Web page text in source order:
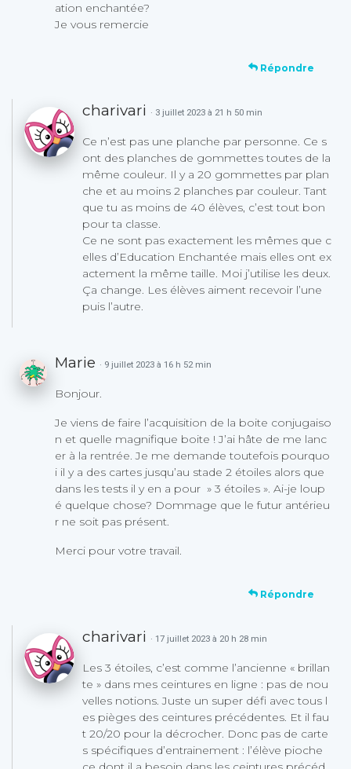
ation enchantée?
Je vous remercie
Répondre
charivari · 3 juillet 2023 à 21 h 50 min
Ce n’est pas une planche par personne. Ce s
ont des planches de gommettes toutes de la
même couleur. Il y a 20 gommettes par plan
che et au moins 2 planches par couleur. Tant
que tu as moins de 40 élèves, c’est tout bon
pour ta classe.
Ce ne sont pas exactement les mêmes que c
elles d’Education Enchantée mais elles ont ex
actement la même taille. Moi j’utilise les deux.
Ça change. Les élèves aiment recevoir l’une
puis l’autre.
Marie · 9 juillet 2023 à 16 h 52 min
Bonjour.
Je viens de faire l’acquisition de la boite conjugaiso
n et quelle magnifique boite ! J’ai hâte de me lanc
er à la rentrée. Je me demande toutefois pourquo
i il y a des cartes jusqu’au stade 2 étoiles alors que
dans les tests il y en a pour » 3 étoiles ». Ai-je loup
é quelque chose? Dommage que le futur antérieu
r ne soit pas présent.
Merci pour votre travail.
Répondre
charivari · 17 juillet 2023 à 20 h 28 min
Les 3 étoiles, c’est comme l’ancienne « brillan
te » dans mes ceintures en ligne : pas de nou
velles notions. Juste un super défi avec tous l
es pièges des ceintures précédentes. Et il fau
t 20/20 pour la décrocher. Donc pas de carte
s spécifiques d’entrainement : l’élève pioche